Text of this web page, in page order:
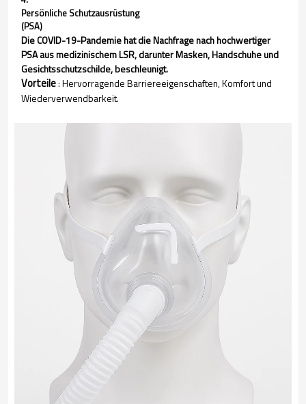
Persönliche Schutzausrüstung
(PSA)
Die COVID-19-Pandemie hat die Nachfrage nach hochwertiger
PSA aus medizinischem LSR, darunter Masken, Handschuhe und
Gesichtsschutzschilde, beschleunigt.
Vorteile: Hervorragende Barriereeigenschaften, Komfort und
Wiederverwendbarkeit.